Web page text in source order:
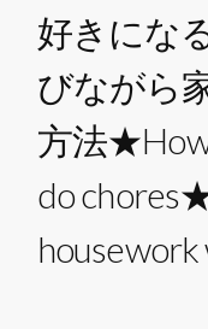
好きにな
びながら
方法★How
do
housework